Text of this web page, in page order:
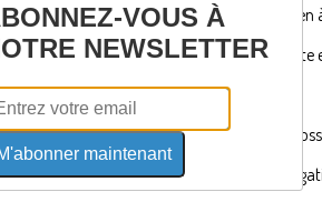
réalisation de noeuds de haut vole (le chien
qu‘en cabine : préparer des Pizza par gite
et une questions de l’équipage.
cumulonimbus de jour comme de nuit, si
Nous quittons Yeu pour 190 miles de
VOUS À
NEWSLETTER
maintenant